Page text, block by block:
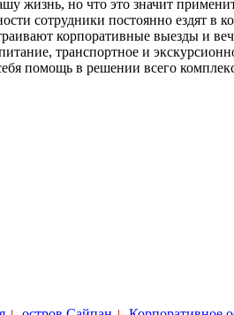
жизнь, но что это значит
сотрудники постоянно ездят в
корпоративные выезды и
транспортное и
помощь в решении всего